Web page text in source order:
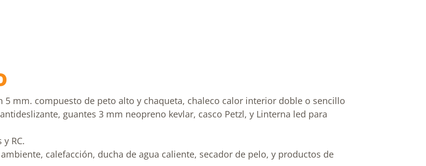
mm. compuesto de peto alto y chaqueta, chaleco calor interior doble o sencillo
guantes 3 mm neopreno kevlar, casco Petzl, y Linterna led para
RC.
calefacción, ducha de agua caliente, secador de pelo, y productos de